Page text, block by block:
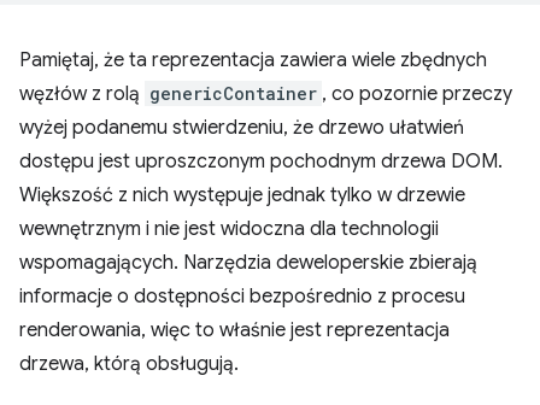
Pamiętaj, że ta reprezentacja zawiera wiele zbędnych
węzłów z rolą genericContainer , co pozornie przeczy
wyżej podanemu stwierdzeniu, że drzewo ułatwień
dostępu jest uproszczonym pochodnym drzewa DOM.
Większość z nich występuje jednak tylko w drzewie
wewnętrznym i nie jest widoczna dla technologii
wspomagających. Narzędzia deweloperskie zbierają
informacje o dostępności bezpośrednio z procesu
renderowania, więc to właśnie jest reprezentacja
drzewa, którą obsługują.